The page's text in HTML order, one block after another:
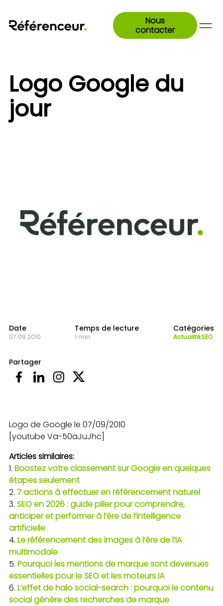
Nous
contacter
Logo Google du
jour
Date
07.09.2010
Temps de lecture
1 min
Catégories
Actualité,SEO
Partager
Logo de Google le 07/09/2010
[youtube Va-50aJuJhc]
Articles similaires:
Boostez votre classement sur Google en quelques
étapes seulement
7 actions à effectuer en référencement naturel
SEO en 2026 : guide pilier pour comprendre,
anticiper et performer à l’ère de l’intelligence
artificielle
Le référencement des images à l’ère de l’IA
multimodale
Pourquoi les mentions de marque sont devenues
essentielles pour le SEO et les moteurs IA
L’effet de halo social-search : pourquoi le contenu
social génère des recherches de marque